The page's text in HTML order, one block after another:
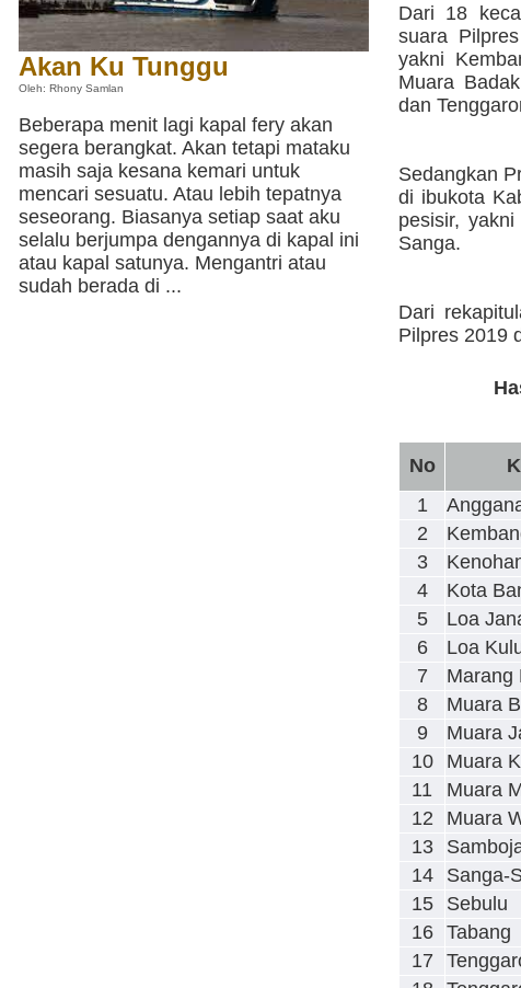
Akan Ku Tunggu
Oleh: Rhony Samlan
Beberapa menit lagi kapal fery akan
segera berangkat. Akan tetapi mataku
masih saja kesana kemari untuk
mencari sesuatu. Atau lebih tepatnya
seseorang. Biasanya setiap saat aku
selalu berjumpa dengannya di kapal ini
atau kapal satunya. Mengantri atau
sudah berada di ...
Dari 18
suara
yakni
Muara
dan
Sedangkan
di ibukota
pesisir,
Sanga.
Dari
Pilpres 2019
No
1
2
3
4
Kota
5
Loa
6
Loa
7
Marang
8
Muara
9
Muara
10
Muara
11
Muara
12
Muara
13
14
Sanga-
15
Sebulu
16
Tabang
17